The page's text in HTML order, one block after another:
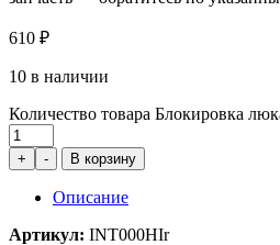
610 ₽
10 в наличии
Количество товара Блокировка
+ - В корзину
Описание
Артикул: INT000HIr